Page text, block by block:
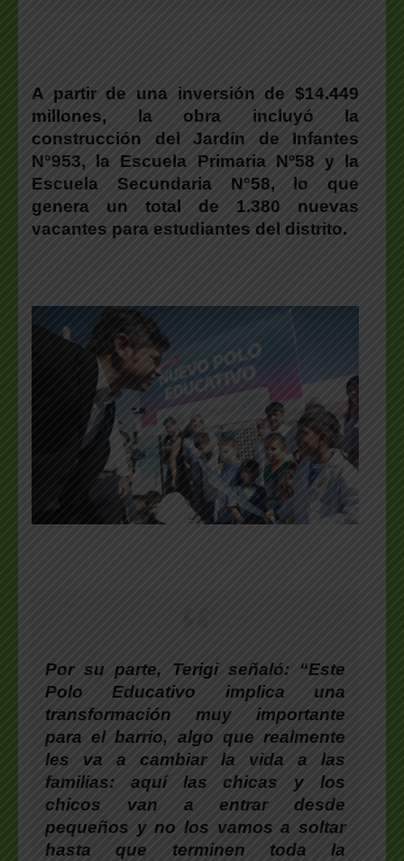
A partir de una inversión de $14.449
millones, la obra incluyó la
construcción del Jardín de Infantes
N°953, la Escuela Primaria Nº58 y la
Escuela Secundaria N°58, lo que
genera un total de 1.380 nuevas
vacantes para estudiantes del distrito.
Por su parte, Terigiseñaló: “Este
Polo Educativo implica una
transformación muy importante
para el barrio, algo que realmente
les va a cambiar la vida a las
familias: aquí las chicas y los
chicos van a entrar desde
pequeños y no los vamos a soltar
hasta que terminen toda la